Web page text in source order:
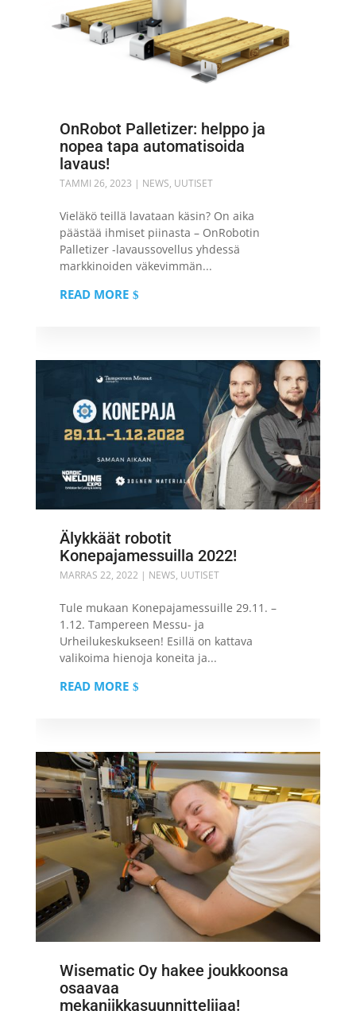
OnRobot Palletizer: helppo ja
nopea tapa automatisoida
lavaus!
TAMMI 26, 2023 | NEWS, UUTISET
Vieläkö teillä lavataan käsin? On aika
päästää ihmiset piinasta – OnRobotin
Palletizer -lavaussovellus yhdessä
markkinoiden väkevimmän...
READ MORE
Älykkäät robotit
Konepajamessuilla 2022!
MARRAS 22, 2022 | NEWS, UUTISET
Tule mukaan Konepajamessuille 29.11. –
1.12. Tampereen Messu- ja
Urheilukeskukseen! Esillä on kattava
valikoima hienoja koneita ja...
READ MORE
Wisematic Oy hakee joukkoonsa
osaavaa
mekaniikkasuunnittelijaa!